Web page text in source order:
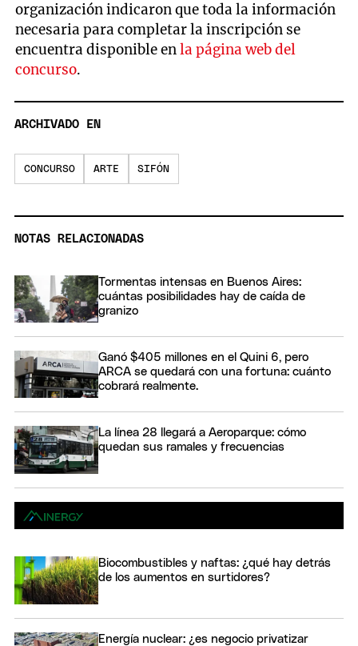
organización indicaron que toda la información
necesaria para completar la inscripción se
encuentra disponible enla página web del
concurso.
ARCHIVADO EN
CONCURSO ARTE SIFÓN
NOTAS RELACIONADAS
Tormentas intensas en Buenos Aires:
cuántas posibilidades hay de caída de
granizo
Ganó $405 millones en el Quini 6, pero
ARCA se quedará con una fortuna: cuánto
cobrará realmente.
La línea 28 llegará a Aeroparque: cómo
quedan sus ramales y frecuencias
Biocombustibles y naftas: ¿qué hay detrás
de los aumentos en surtidores?
Energía nuclear: ¿es negocio privatizar